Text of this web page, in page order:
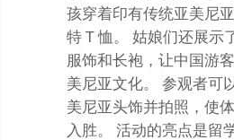
孩穿着印有传统亚美尼
特 T 恤。 姑娘们还展示
服饰和长袍，让中国游
美尼亚文化。 参观者可
美尼亚头饰并拍照，使
入胜。 活动的亮点是留